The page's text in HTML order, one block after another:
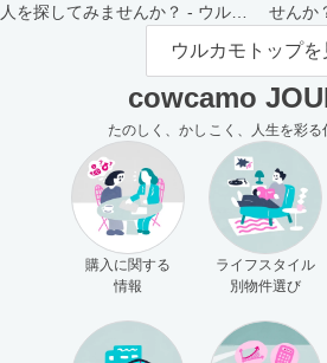
人を探してみませんか？ - ウルカ
せんか
主さま
ウルカモトップを
cowcamo
たのしく、かしこく、人生を彩る
購入に関する
情報
ライフスタイル
別物件選び